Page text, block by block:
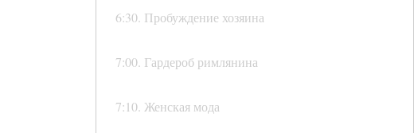
6:30. Пробуждение хозяина
7:00. Гардероб римлянина
7:10. Женская мода